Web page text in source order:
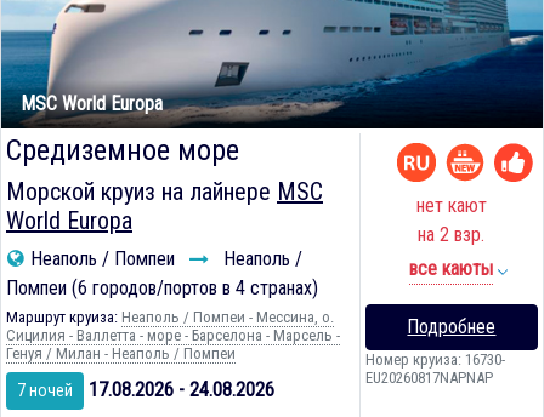
MSC World Europa
Средиземное море
Морской круиз на лайнере MSC
World Europa
Неаполь / Помпеи
Неаполь /
Помпеи (6 городов/портов в 4 странах)
Маршрут круиза: Неаполь / Помпеи - Мессина, о.
Сицилия - Валлетта - море - Барселона - Марсель -
Генуя / Милан - Неаполь / Помпеи
7 ночей 17.08.2026 - 24.08.2026
нет кают
на 2 взр.
все каюты
Подробнее
Номер круиза: 16730-
EU20260817NAPNAP